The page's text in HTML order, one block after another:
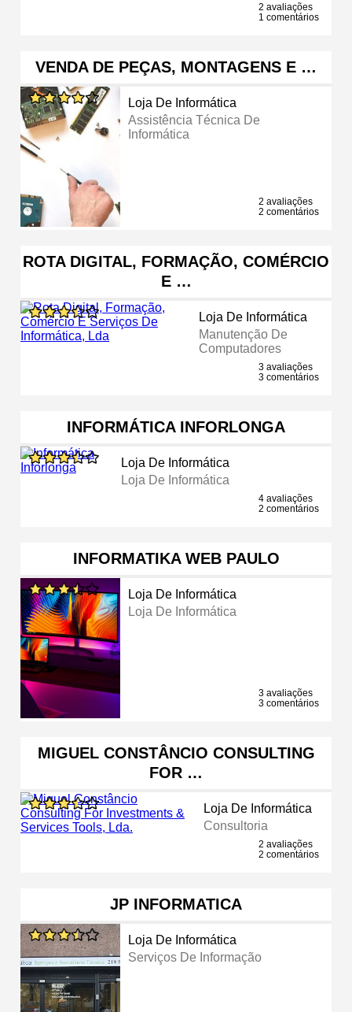
2 avaliações
1 comentários
VENDA DE PEÇAS, MONTAGENS E …
Loja De Informática
Assistência Técnica De
Informática
2 avaliações
2 comentários
ROTA DIGITAL, FORMAÇÃO, COMÉRCIO
E …
Loja De Informática
Manutenção De
Computadores
3 avaliações
3 comentários
INFORMÁTICA INFORLONGA
Loja De Informática
Loja De Informática
4 avaliações
2 comentários
INFORMATIKA WEB PAULO
Loja De Informática
Loja De Informática
3 avaliações
3 comentários
MIGUEL CONSTÂNCIO CONSULTING
FOR …
Loja De Informática
Consultoria
2 avaliações
2 comentários
JP INFORMATICA
Loja De Informática
Serviços De Informação